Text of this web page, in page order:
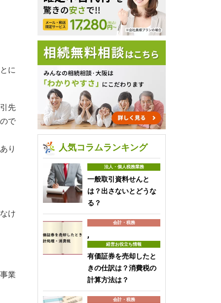
に
先
で
り
け
業
人気コラムランキング
法人・個人税務業務
一般取引資料せんと
は？出さないとどうな
る？
会計・税務
,
経営お役立ち情報
有価証券を売却したと
きの仕訳は？消費税の
計算方法は？
会計・税務